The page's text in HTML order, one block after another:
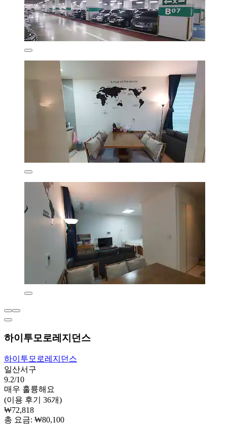
하이투모로레지던스
하이투모로레지던스
일산서구
9.2/10
매우 훌륭해요
(이용 후기 36개)
₩72,818
총 요금: ₩80,100